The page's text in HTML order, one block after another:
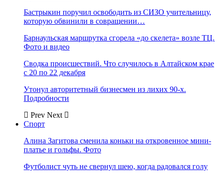
Бастрыкин поручил освободить из СИЗО учительницу,
которую обвинили в совращении…
Барнаульская маршрутка сгорела «до скелета» возле ТЦ.
Фото и видео
Сводка происшествий. Что случилось в Алтайском крае
с 20 по 22 декабря
Утонул авторитетный бизнесмен из лихих 90-х.
Подробности
Prev Next
Спорт
Алина Загитова сменила коньки на откровенное мини-
платье и гольфы. Фото
Футболист чуть не свернул шею, когда радовался голу